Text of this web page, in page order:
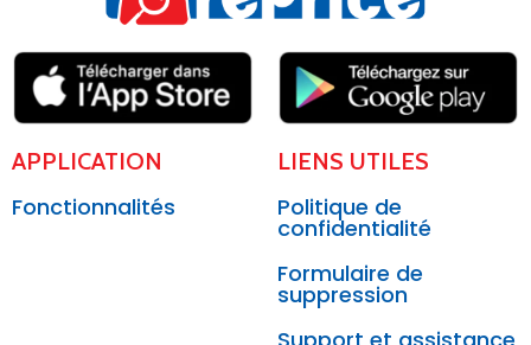
APPLICATION
Fonctionnalités
LIENS UTILES
Politique de
confidentialité
Formulaire de
suppression